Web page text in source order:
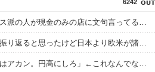
6242
キャッシュレス派の人が現金のみの店に文句言ってるのってどう思う？
太平洋戦争史振り返ると思ったけど日本より欧米が諸悪の根源やん
日本人「円安はアカン。円高にしろ」←これなんでなんや